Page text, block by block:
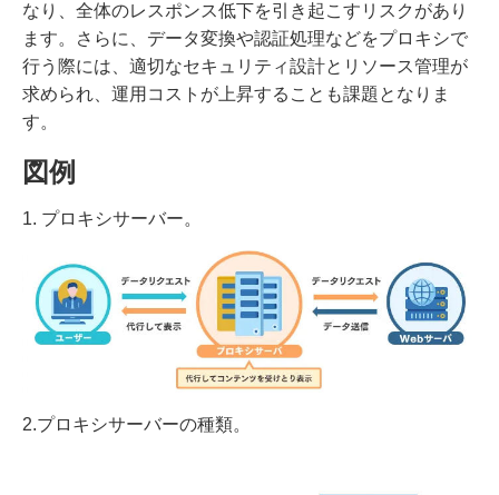
なり、全体のレスポンス低下を引き起こすリスクがあり
ます。さらに、データ変換や認証処理などをプロキシで
行う際には、適切なセキュリティ設計とリソース管理が
求められ、運用コストが上昇することも課題となりま
す。
図例
1. プロキシサーバー。
2.プロキシサーバーの種類。